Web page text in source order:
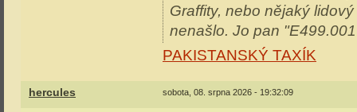
Graffity, nebo nějaký
nenašlo. Jo pan
PAKISTANSKÝ TAXÍK
hercules sobota, 08. srpna 2026 - 19:32:09